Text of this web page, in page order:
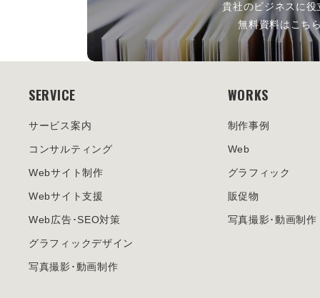
貴社のビジネスに役
無料資料はこち
SERVICE
サービス案内
コンサルティング
Webサイト制作
Webサイト支援
Web広告･SEO対策
グラフィックデザイン
写真撮影･動画制作
WORKS
制作事例
Web
グラフィック
販促物
写真撮影･動画制作